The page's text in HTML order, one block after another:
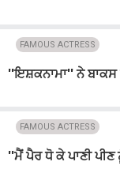
FAMOUS ACTRESS
''ਇਸ਼ਕਨਾਮਾ'' ਨੇ
FAMOUS ACTRESS
''ਮੈਂ ਪੈਰ ਧੋ ਕੇ ਪਾਣੀ